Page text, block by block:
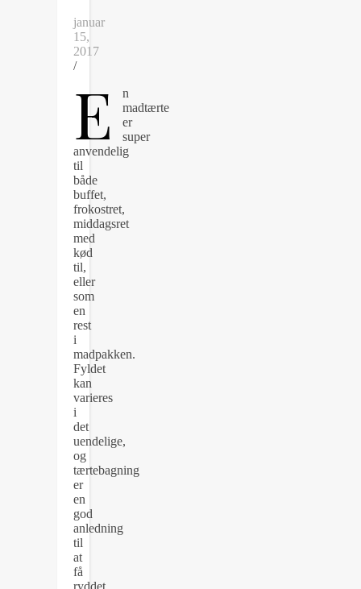
januar
15,
2017
/
E
n
madtærte
er
super
anvendelig
til
både
buffet,
frokostret,
middagsret
med
kød
til,
eller
som
en
rest
i
madpakken.
Fyldet
kan
varieres
i
det
uendelige,
og
tærtebagning
er
en
god
anledning
til
at
få